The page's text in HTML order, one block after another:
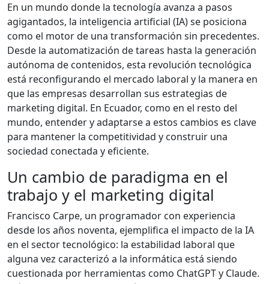
En un mundo donde la tecnología avanza a pasos
agigantados, la inteligencia artificial (IA) se posiciona
como el motor de una transformación sin precedentes.
Desde la automatización de tareas hasta la generación
autónoma de contenidos, esta revolución tecnológica
está reconfigurando el mercado laboral y la manera en
que las empresas desarrollan sus estrategias de
marketing digital. En Ecuador, como en el resto del
mundo, entender y adaptarse a estos cambios es clave
para mantener la competitividad y construir una
sociedad conectada y eficiente.
Un cambio de paradigma en el
trabajo y el marketing digital
Francisco Carpe, un programador con experiencia
desde los años noventa, ejemplifica el impacto de la IA
en el sector tecnológico: la estabilidad laboral que
alguna vez caracterizó a la informática está siendo
cuestionada por herramientas como ChatGPT y Claude.